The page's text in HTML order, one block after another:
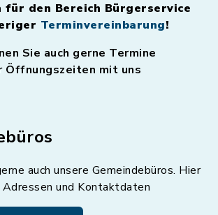
für den Bereich Bürgerservice
Terminvereinbarung!
Sie auch gerne Termine
Öffnungszeiten mit uns
auch unsere Gemeindebüros. Hier
und Kontaktdaten